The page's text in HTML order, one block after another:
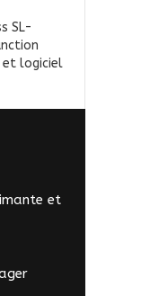
SL-
et logiciel
et